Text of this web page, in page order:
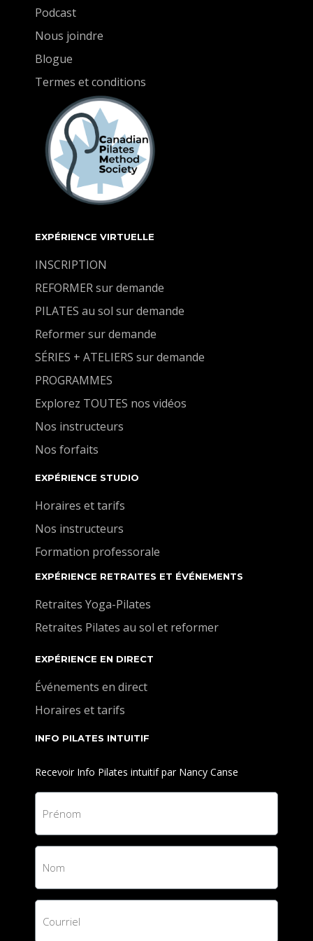
à gagner en force. Prêt à vous sentir mieux et plus
Podcast
Nous joindre
Blogue
Termes et conditions
EXPÉRIENCE VIRTUELLE
INSCRIPTION
REFORMER sur demande
PILATES au sol sur demande
Reformer sur demande
SÉRIES + ATELIERS sur demande
PROGRAMMES
Explorez TOUTES nos vidéos
Nos instructeurs
Nos forfaits
EXPÉRIENCE STUDIO
Horaires et tarifs
Nos instructeurs
Formation professorale
EXPÉRIENCE RETRAITES ET ÉVÉNEMENTS
Retraites Yoga-Pilates
Retraites Pilates au sol et reformer
EXPÉRIENCE EN DIRECT
Événements en direct
Horaires et tarifs
INFO PILATES INTUITIF
Recevoir Info Pilates intuitif par Nancy Canse